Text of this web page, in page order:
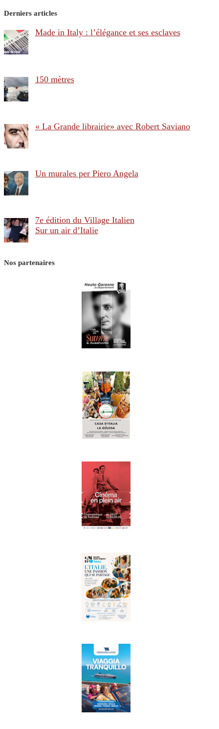
Derniers articles
Made in Italy : l’élégance et ses esclaves
150 mètres
« La Grande librairie» avec Robert Saviano
Un murales per Piero Angela
7e édition du Village Italien
Sur un air d’Italie
Nos partenaires